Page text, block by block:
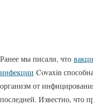
Ранее мы писали, что
инфекции Covaxin
организм от
последней. Известно, что